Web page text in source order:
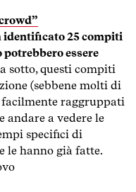
identificato 25 compiti
essere
sotto, questi compiti
(sebbene molti di
facilmente raggruppati
andare a vedere le
specifici di
le hanno già fatte.